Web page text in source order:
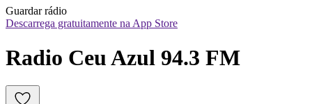
Guardar rádio
Descarrega gratuitamente na App Store
Radio Ceu Azul 94.3 FM